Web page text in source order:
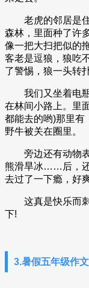
老虎的邻居是住
森林，里面种了许
像一把大扫把似的
客老是逗狼，狼吃
了警惕，狼一头转
我们又坐着电瓶
在林间小路上。里
都能去的哟)那里
野牛被关在圈里。
旁边还有动物表
熊滑旱冰……后，还
去过了一下瘾，好
这真是快乐而刺
下!
3.暑假五年级作